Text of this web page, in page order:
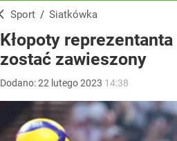
Sport / Siatkówka
Kłopoty
zostać zawieszony
Dodano:22 lutego2023 14:38